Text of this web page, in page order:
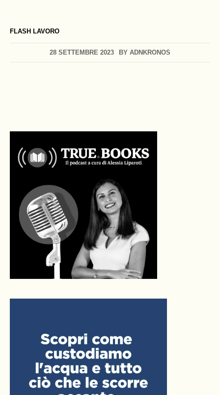
FLASH LAVORO
28 SETTEMBRE 2023 BY ADNKRONOS